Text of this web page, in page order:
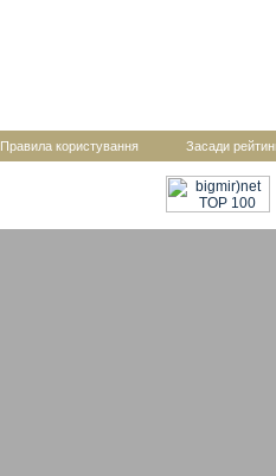
Правила користування Засади